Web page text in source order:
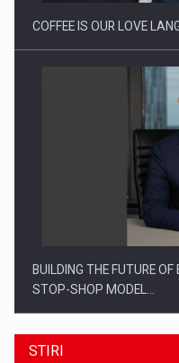
COFFEE IS OUR LOVE
BUILDING THE FUTURE OF
STOP-SHOP MODEL…
STIRI